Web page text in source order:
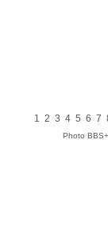
1 2 3 4 5 6 7
Photo BBS+